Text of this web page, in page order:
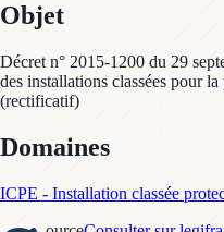
Objet
Décret n° 2015-1200 du 29
des installations classées pour
(rectificatif)
Domaines
ICPE - Installation classée